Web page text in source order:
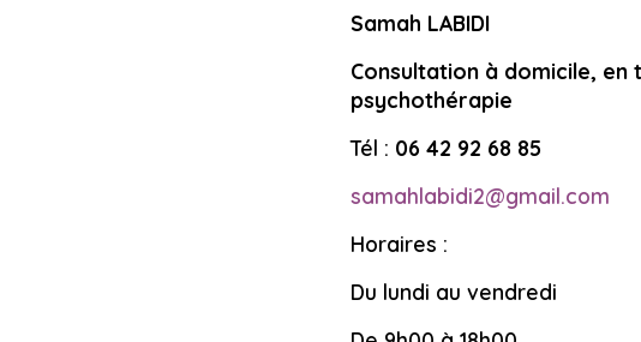
Samah LABIDI
Consultation à domicile,
psychothérapie
Tél : 06 42 92 68 85
samahlabidi2@gmail.com
Horaires :
Du lundi au vendredi